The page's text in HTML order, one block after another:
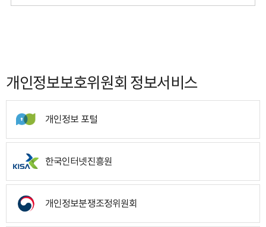
개인정보보호위원회 정보서비스
개인정보 포털
한국인터넷진흥원
개인정보분쟁조정위원회